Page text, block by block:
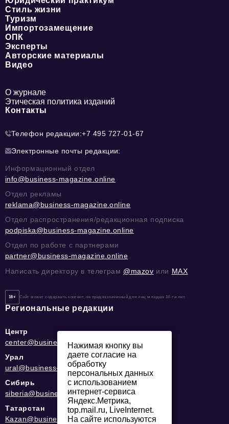
Стиль жизни
Туризм
Импортозамещение
ОПК
Эксперты
Авторские материалы
Видео
О журнале
Этическая политика изданий
Контакты
Телефон редакции:+7 495 727-01-67
Электронные почты редакции:
Информационный отдел
info@business-magazine.online
Отдел рекламы
reklama@business-magazine.online
Отдел распространения/редакционная подписка
podpiska@business-magazine.online
Отдел по работе с партнерами
partner@business-magazine.online
Написать директору в телеграм @mazov или MAX
16+ Сайт может содержать контент, не предназначенный для лиц младше 16-ти лет.
Региональные редакции
Центр
center@business-magazine.online
Урал
ural@business-magazine.online
Сибирь
siberia@business-magazine.online
Татарстан
Kazan@business-magazine.online
Нажимая кнопку вы
даете согласие на
обработку
персональных данных
с использованием
интернет-сервиса
Яндекс.Метрика,
top.mail.ru, LiveInternet.
На сайте используются